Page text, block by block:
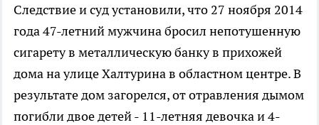
Следствие и суд установили, что 27 ноября 2014
года 47-летний мужчина бросил непотушенную
сигарету в металлическую банку в прихожей
дома на улице Халтурина в областном центре. В
результате дом загорелся, от отравления дымом
погибли двое детей - 11-летняя девочка и 4-